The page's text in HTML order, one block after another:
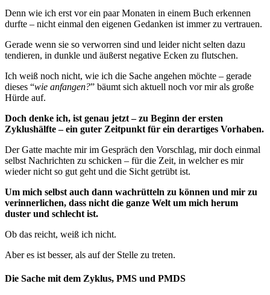
Denn wie ich erst vor ein paar Monaten in einem Buch erkennen
durfte – nicht einmal den eigenen Gedanken ist immer zu vertrauen.
Gerade wenn sie so verworren sind und leider nicht selten dazu
tendieren, in dunkle und äußerst negative Ecken zu flutschen.
Ich weiß noch nicht, wie ich die Sache angehen möchte – gerade
dieses “wie anfangen?” bäumt sich aktuell noch vor mir als große
Hürde auf.
Doch denke ich, ist genau jetzt – zu Beginn der ersten
Zyklushälfte – ein guter Zeitpunkt für ein derartiges Vorhaben.
Der Gatte machte mir im Gespräch den Vorschlag, mir doch einmal
selbst Nachrichten zu schicken – für die Zeit, in welcher es mir
wieder nicht so gut geht und die Sicht getrübt ist.
Um mich selbst auch dann wachrütteln zu können und mir zu
verinnerlichen, dass nicht die ganze Welt um mich herum
duster und schlecht ist.
Ob das reicht, weiß ich nicht.
Aber es ist besser, als auf der Stelle zu treten.
Die Sache mit dem Zyklus, PMS und PMDS